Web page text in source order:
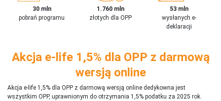
30 mln
pobrań programu
1.760 mln
złotych dla OPP
53 mln
wysłanych e-
deklaracji
Akcja e-life 1,5% dla OPP z darmową
wersją online
Akcja e-life 1,5% dla OPP z darmową wersją online dedykowna jest
wszystkim OPP, uprawnionym do otrzymania 1,5% podatku za 2025 rok.